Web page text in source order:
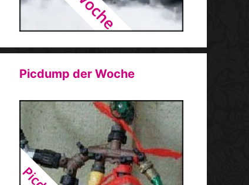
Picdump der Woche